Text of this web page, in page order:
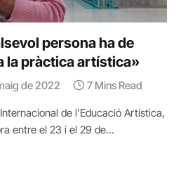
persona ha de
la pràctica artística»
de 2022 7 Mins Read
de l’Educació Artística,
entre el 23 i el 29 de…